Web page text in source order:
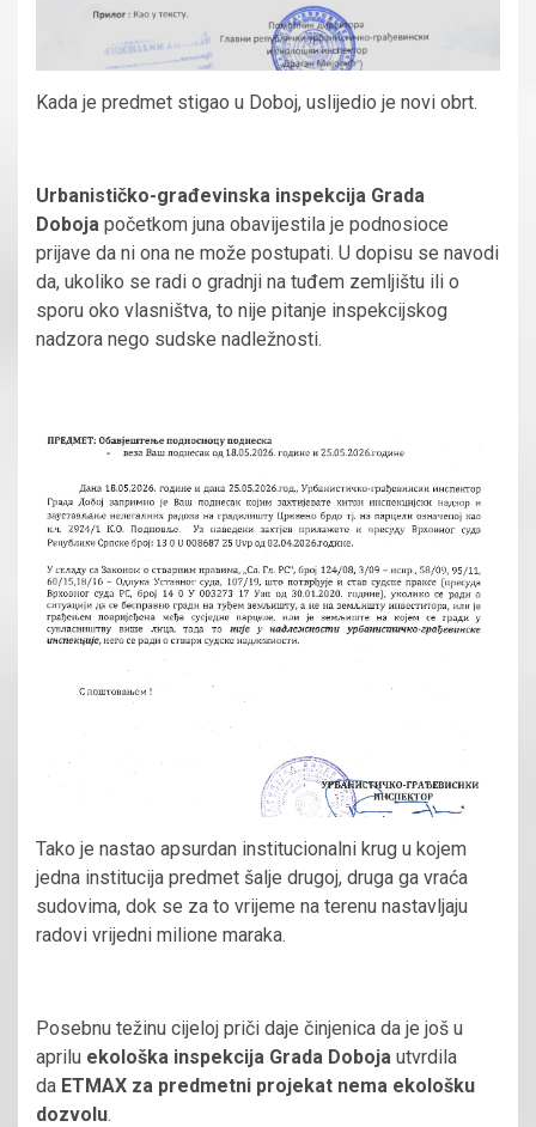
Kada je predmet stigao u Doboj, uslijedio je novi obrt.
Urbanističko-građevinska inspekcija Grada
Doboja početkom juna obavijestila je podnosioce
prijave da ni ona ne može postupati. U dopisu se navodi
da, ukoliko se radi o gradnji na tuđem zemljištu ili o
sporu oko vlasništva, to nije pitanje inspekcijskog
nadzora nego sudske nadležnosti.
Tako je nastao apsurdan institucionalni krug u kojem
jedna institucija predmet šalje drugoj, druga ga vraća
sudovima, dok se za to vrijeme na terenu nastavljaju
radovi vrijedni milione maraka.
Posebnu težinu cijeloj priči daje činjenica da je još u
aprilu ekološka inspekcija Grada Doboja utvrdila
da ETMAX za predmetni projekat nema ekološku
dozvolu.